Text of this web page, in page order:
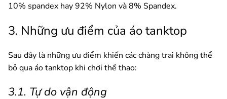
10% spandex hay 92% Nylon và 8% Spandex.
3. Những ưu điểm của áo tanktop
Sau đây là những ưu điểm khiến các chàng trai không thể
bỏ qua áo tanktop khi chơi thể thao:
3.1. Tự do vận động